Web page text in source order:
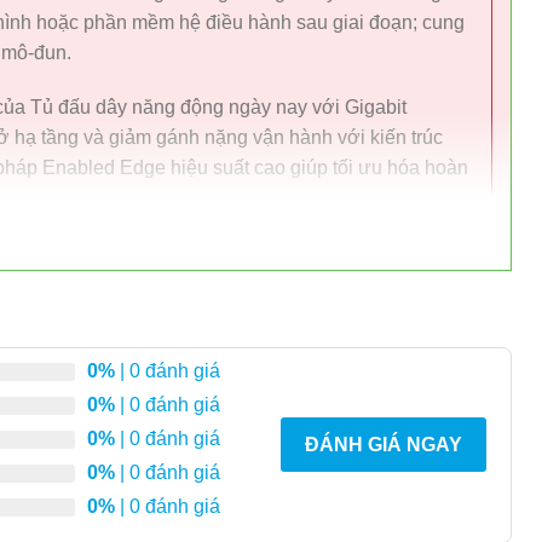
hoặc phần mềm hệ điều hành sau giai đoạn; cung
đun.
Tủ đấu dây năng động ngày nay với Gigabit
hạ tầng và giảm gánh nặng vận hành với kiến ​​trúc
Enabled Edge hiệu suất cao giúp tối ưu hóa hoàn
giải pháp sẵn sàng hỗ trợ cả yêu cầu của ngày
và có độ tin cậy cao, và các sản phẩm
lược cao, phù hợp với mục đích cho các yêu cầu kết
xác định bằng phần mềm đang phát triển và
dựa trên IP và Fabric mang đến cho doanh nghiệp
0% | 0 đánh giá
0% | 0 đánh giá
0% | 0 đánh giá
0% | 0 đánh giá
0% | 0 đánh giá
ĐÁNH GIÁ NGAY